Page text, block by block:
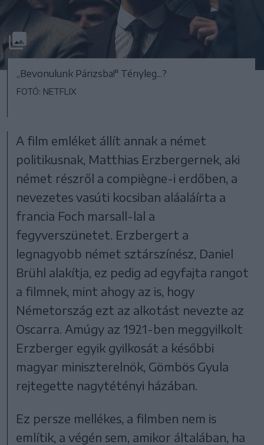
„Bevonulunk Párizsba!" Tényleg...?
FOTÓ: NETFLIX
A film emléket állít annak a német
politikusnak, Matthias Erzbergernek, aki
német részről a compiègne-i erdőben, a
nevezetes vasúti kocsiban aláaláírta a
francia Foch marsall-lal a
fegyverszünetet. Erzbergert a
legnagyobb német sztárszínész, Daniel
Brühl alakítja, ez pedig ad egyfajta rangot
a filmnek, mint ahogy az is, hogy
Németország ezt az alkotást nevezte az
Oscarra. Amúgy az 1921-ben meggyilkolt
Erzberger egyik gyilkosát a későbbi
magyar miniszterelnök, Gömbös Gyula
rejtegette nagytétényi házában.
Ez persze mellékes, a filmben nem is
említik, a végén sem, amikor általában, ha